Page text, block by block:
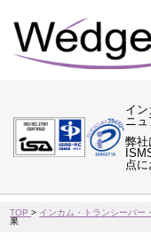
イ
ニ
弊社
点
TOP> インカム・トランシーバー
果